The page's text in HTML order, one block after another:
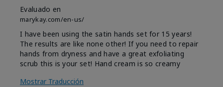
Evaluado en
marykay.com/en-us/
I have been using the satin hands set for 15 years!
The results are like none other! If you need to repair
hands from dryness and have a great exfoliating
scrub this is your set! Hand cream is so creamy
Mostrar Traducción